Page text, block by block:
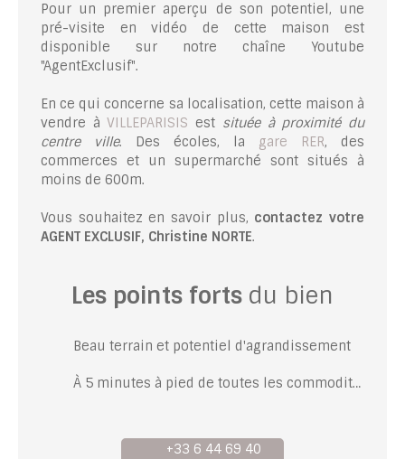
Pour un premier aperçu de son potentiel, une
pré-visite en vidéo de cette maison est
disponible sur notre chaîne Youtube
"AgentExclusif".
En ce qui concerne sa localisation, cette maison à
vendre àVILLEPARISIS est située à proximité du
centre ville. Des écoles, la gare RER, des
commerces et un supermarché sont situés à
moins de 600m.
Vous souhaitez en savoir plus, contactez votre
AGENT EXCLUSIF, Christine NORTE.
Les points forts du bien
Beau terrain et potentiel d'agrandissement
À 5 minutes à pied de toutes les commodités
+33 6 44 69 40